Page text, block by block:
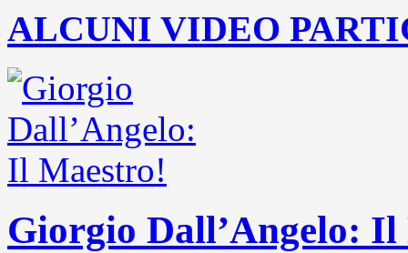
ALCUNI VIDEO
Giorgio Dall’Angelo: